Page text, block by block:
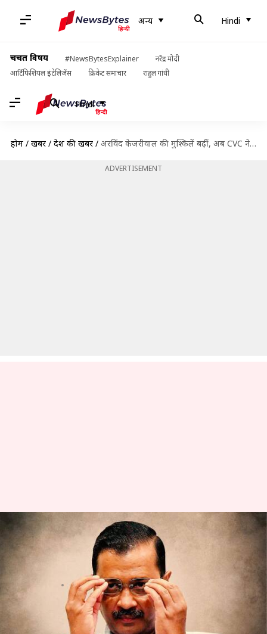
अन्य Hindi
चर्चित विषय #NewsBytesExplainer
नरेंद्र मोदी
आर्टिफिशियल इंटेलिजेंस
क्रिकेट समाचार राहुल गांधी
Hindi
होम / खबरें / देश की खबरें / अरविंद केजरीवाल की मुश्किलें बढ़ीं, अब CVC ने दिए 'शीशमहल' की जांच के आदेश
ADVERTISEMENT
अरविंद केजरीवाल की मुश्किलें बढ़ीं,
अब CVC ने दिए 'शीशमहल' की जांच
के आदेश
Feb 15, 2025 12:09 pm